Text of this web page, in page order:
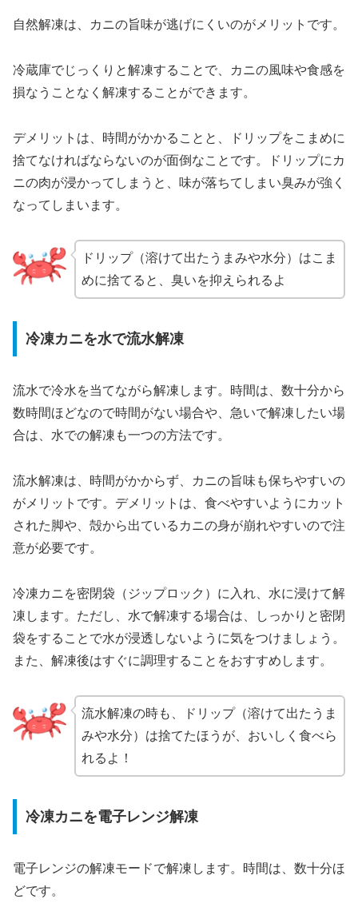
自然解凍は、カニの旨味が逃げにくいのがメリットです。
冷蔵庫でじっくりと解凍することで、カニの風味や食感を
損なうことなく解凍することができます。
デメリットは、時間がかかることと、ドリップをこまめに
捨てなければならないのが面倒なことです。ドリップにカ
ニの肉が浸かってしまうと、味が落ちてしまい臭みが強く
なってしまいます。
ドリップ（溶けて出たうまみや水分）はこま
めに捨てると、臭いを抑えられるよ
冷凍カニを水で流水解凍
流水で冷水を当てながら解凍します。時間は、数十分から
数時間ほどなので時間がない場合や、急いで解凍したい場
合は、水での解凍も一つの方法です。
流水解凍は、時間がかからず、カニの旨味も保ちやすいの
がメリットです。デメリットは、食べやすいようにカット
された脚や、殻から出ているカニの身が崩れやすいので注
意が必要です。
冷凍カニを密閉袋（ジップロック）に入れ、水に浸けて解
凍します。ただし、水で解凍する場合は、しっかりと密閉
袋をすることで水が浸透しないように気をつけましょう。
また、解凍後はすぐに調理することをおすすめします。
流水解凍の時も、ドリップ（溶けて出たうま
みや水分）は捨てたほうが、おいしく食べら
れるよ！
冷凍カニを電子レンジ解凍
電子レンジの解凍モードで解凍します。時間は、数十分ほ
どです。